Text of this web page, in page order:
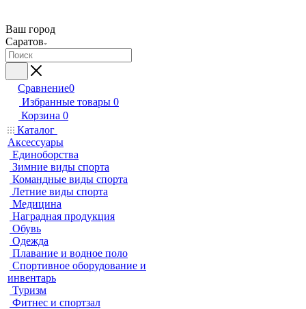
Ваш город
Саратов
Сравнение0
Избранные товары 0
Корзина 0
Каталог
Аксессуары
Единоборства
Зимние виды спорта
Командные виды спорта
Летние виды спорта
Медицина
Наградная продукция
Обувь
Одежда
Плавание и водное поло
Спортивное оборудование и
инвентарь
Туризм
Фитнес и спортзал